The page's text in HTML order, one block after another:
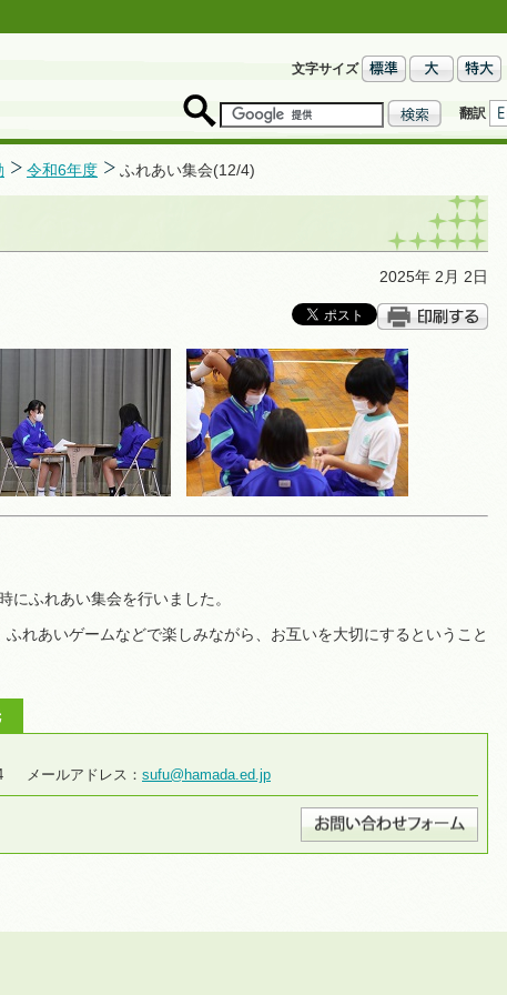
文字サイズ
翻訳
令和6年度 ふれあい集会(12/4)
2025年 2月 2日
ふれあい集会を行いました。
れあいゲームなどで楽しみながら、お互いを大切にするということ
メールアドレス： sufu@hamada.ed.jp